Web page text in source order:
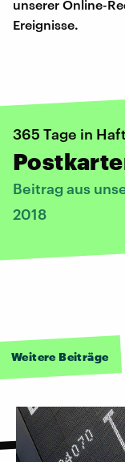
unserer Online-
Ereignisse.
365 Tage in Haft
Beitrag aus
2018
Weitere Beiträge